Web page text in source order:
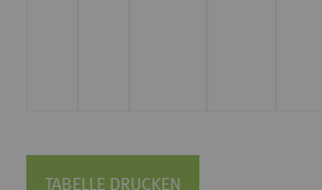
TABELLE DRUCKEN